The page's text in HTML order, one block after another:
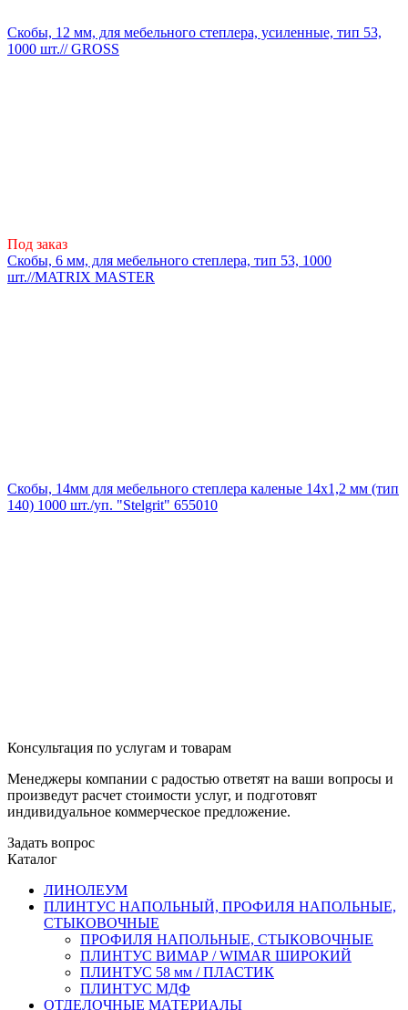
Скобы, 12 мм, для мебельного степлера, усиленные, тип 53,
1000 шт.// GROSS
Под заказ
Скобы, 6 мм, для мебельного степлера, тип 53, 1000
шт.//MATRIX MASTER
Скобы, 14мм для мебельного степлера каленые 14x1,2 мм (тип
140) 1000 шт./уп. "Stelgrit" 655010
Консультация по услугам и товарам
Менеджеры компании с радостью ответят на ваши вопросы и
произведут расчет стоимости услуг, и подготовят
индивидуальное коммерческое предложение.
Задать вопрос
Каталог
ЛИНОЛЕУМ
ПЛИНТУС НАПОЛЬНЫЙ, ПРОФИЛЯ НАПОЛЬНЫЕ,
СТЫКОВОЧНЫЕ
ПРОФИЛЯ НАПОЛЬНЫЕ, СТЫКОВОЧНЫЕ
ПЛИНТУС ВИМАР / WIMAR ШИРОКИЙ
ПЛИНТУС 58 мм / ПЛАСТИК
ПЛИНТУС МДФ
ОТДЕЛОЧНЫЕ МАТЕРИАЛЫ